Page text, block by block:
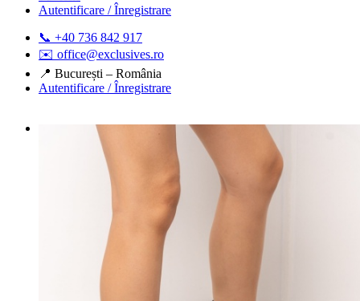
Autentificare / Înregistrare
📞 +40 736 842 917
✉️ office@exclusives.ro
📍 București – România
Autentificare / Înregistrare